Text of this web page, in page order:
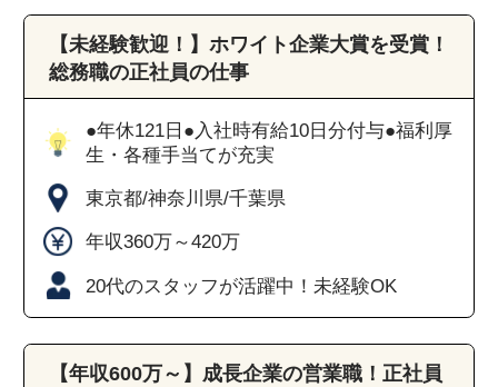
【未経験歓迎！】ホワイト企業大賞を受賞！
総務職の正社員の仕事
●年休121日●入社時有給10日分付与●福利厚
生・各種手当てが充実
東京都/神奈川県/千葉県
年収360万～420万
20代のスタッフが活躍中！未経験OK
【年収600万～】成長企業の営業職！正社員